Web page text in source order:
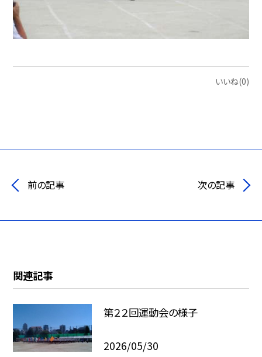
いいね(0)
前の記事 次の記事
関連記事
第２２回運動会の様子
2026/05/30